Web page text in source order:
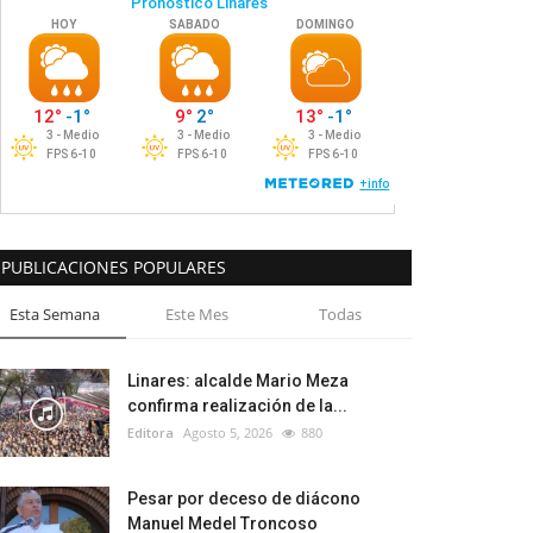
PUBLICACIONES POPULARES
Esta Semana Este Mes Todas
Linares: alcalde Mario Meza
confirma realización de la...
Editora Agosto 5, 2026 880
Pesar por deceso de diácono
Manuel Medel Troncoso